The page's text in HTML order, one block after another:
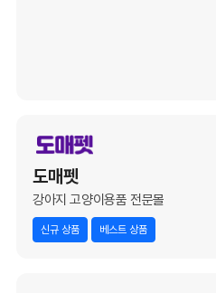
도매펫
강아지 고양이용품 전문몰
신규 상품 베스트 상품